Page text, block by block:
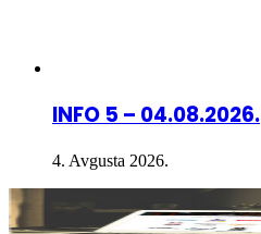
INFO 5 – 04.08.2026.
4. Avgusta 2026.